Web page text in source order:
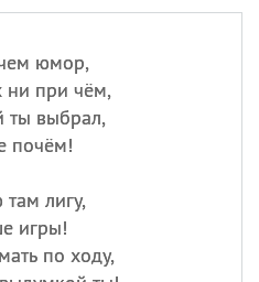
юмор,
ни при чём,
ты выбрал,
почём!
лигу,
игры!
по ходу,